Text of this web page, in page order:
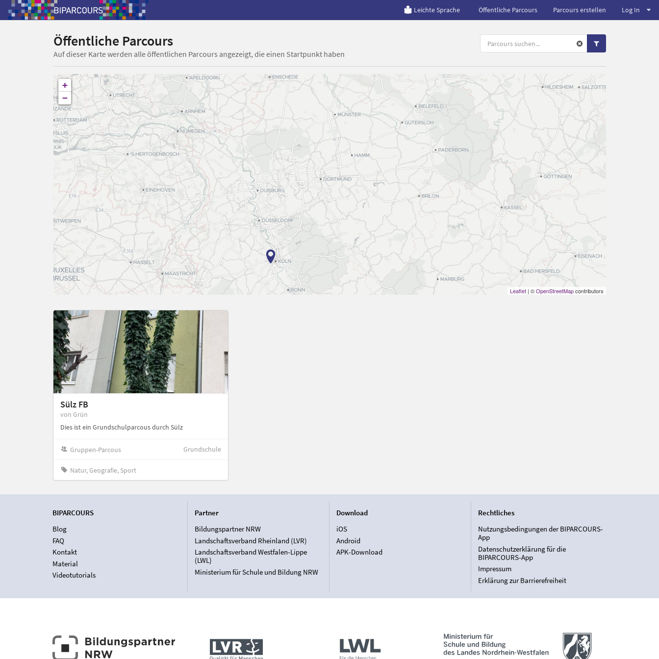
Leichte Sprache Öffentliche Parcours Parcours erstellen Log In
Öffentliche Parcours
Auf dieser Karte werden alle öffentlichen Parcours angezeigt, die einen Startpunkt haben
+
−
Leaflet| ©OpenStreetMapcontributors
Sülz FB
von Grün
Dies ist ein Grundschulparcous durch Sülz
Gruppen-Parcous Grundschule
Natur, Geografie, Sport
BIPARCOURS
Blog
FAQ
Kontakt
Material
Videotutorials
Partner
Bildungspartner NRW
Landschaftsverband Rheinland (LVR)
Landschaftsverband Westfalen-Lippe
(LWL)
Ministerium für Schule und Bildung NRW
Download
iOS
Android
APK-Download
Rechtliches
Nutzungsbedingungen der BIPARCOURS-
App
Datenschutzerklärung für die
BIPARCOURS-App
Impressum
Erklärung zur Barrierefreiheit